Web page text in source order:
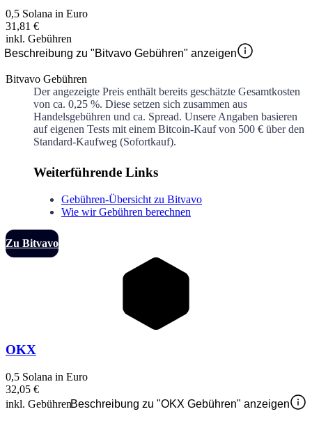
0,5 Solana in Euro
31,81 €
inkl. Gebühren
Beschreibung zu "Bitvavo Gebühren" anzeigen
Bitvavo Gebühren
Der angezeigte Preis enthält bereits geschätzte Gesamtkosten
von ca. 0,25 %. Diese setzen sich zusammen aus
Handelsgebühren und ca. Spread. Unsere Angaben basieren
auf eigenen Tests mit einem Bitcoin-Kauf von 500 € über den
Standard-Kaufweg (Sofortkauf).
Weiterführende Links
Gebühren-Übersicht zu Bitvavo
Wie wir Gebühren berechnen
Zu Bitvavo
OKX
0,5 Solana in Euro
32,05 €
inkl. GebührenBeschreibung zu "OKX Gebühren" anzeigen